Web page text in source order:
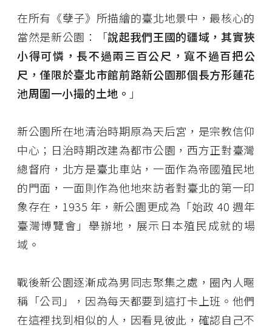
在所有《孽子》所描繪的臺北地景中，最核心的
當然是新公園：「說起我們王國的疆域，其實狹
小得可憐，長不過兩三百公尺，寬不過百把公
尺，僅限於臺北市館前路新公園那個長方形蓮花
池周圍一小撮的土地。 」
新公園所在地清治時期原為天后宮，是宗教信仰
中心；日治時期改建為都市公園，西方正對臺灣
總督府，北方是臺北車站，一面作為帝國殖民地
的門面，一面則作為他地來訪者對臺北的第一印
象存在，1935 年，新公園更成為「始政 40 週年
臺灣博覽會」舉辦地，展示日本殖民成就的場
域。
戰後新公園逐漸成為男同志聚集之處，圈內人暱
稱「公司」，因為每天都要到這打卡上班。他們
在這裡找到相似的人，因看見彼此，確認自己不